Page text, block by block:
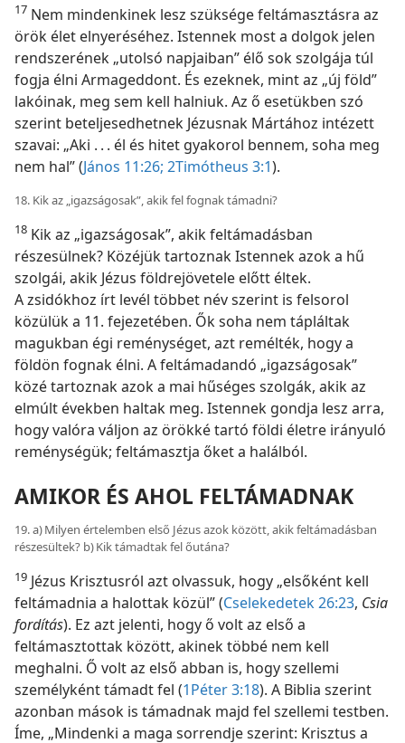
17 Nem mindenkinek lesz szüksége feltámasztásra az
örök élet elnyeréséhez. Istennek most a dolgok jelen
rendszerének „utolsó napjaiban” élő sok szolgája túl
fogja élni Armageddont. És ezeknek, mint az „új föld”
lakóinak, meg sem kell halniuk. Az ő esetükben szó
szerint beteljesedhetnek Jézusnak Mártához intézett
szavai: „Aki . . . él és hitet gyakorol bennem, soha meg
nem hal” (János 11:26; 2Timótheus 3:1).
18. Kik az „igazságosak”, akik fel fognak támadni?
18 Kik az „igazságosak”, akik feltámadásban
részesülnek? Közéjük tartoznak Istennek azok a hű
szolgái, akik Jézus földrejövetele előtt éltek.
A zsidókhoz írt levél többet név szerint is felsorol
közülük a 11. fejezetében. Ők soha nem tápláltak
magukban égi reménységet, azt remélték, hogy a
földön fognak élni. A feltámadandó „igazságosak”
közé tartoznak azok a mai hűséges szolgák, akik az
elmúlt években haltak meg. Istennek gondja lesz arra,
hogy valóra váljon az örökké tartó földi életre irányuló
reménységük; feltámasztja őket a halálból.
AMIKOR ÉS AHOL FELTÁMADNAK
19. a) Milyen értelemben első Jézus azok között, akik feltámadásban
részesültek? b) Kik támadtak fel őutána?
19 Jézus Krisztusról azt olvassuk, hogy „elsőként kell
feltámadnia a halottak közül” (Cselekedetek 26:23, Csia
fordítás). Ez azt jelenti, hogy ő volt az első a
feltámasztottak között, akinek többé nem kell
meghalni. Ő volt az első abban is, hogy szellemi
személyként támadt fel (1Péter 3:18). A Biblia szerint
azonban mások is támadnak majd fel szellemi testben.
Íme, „Mindenki a maga sorrendje szerint: Krisztus a